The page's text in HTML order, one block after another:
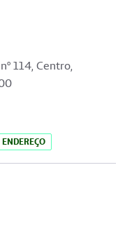
114, Centro,